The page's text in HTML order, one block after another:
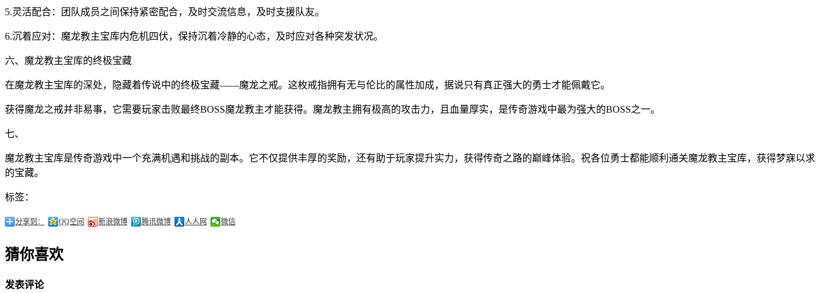
5.灵活配合：团队成员之间保持紧密配合，及时交流信息，及时支援队友。
6.沉着应对：魔龙教主宝库内危机四伏，保持沉着冷静的心态，及时应对各种突发状况。
六、魔龙教主宝库的终极宝藏
在魔龙教主宝库的深处，隐藏着传说中的终极宝藏——魔龙之戒。这枚戒指拥有无与伦比的属性加成，据说只有真正强大的勇士才能佩戴它。
获得魔龙之戒并非易事，它需要玩家击败最终BOSS魔龙教主才能获得。魔龙教主拥有极高的攻击力，且血量厚实，是传奇游戏中最为强大的BOSS之一。
七、
魔龙教主宝库是传奇游戏中一个充满机遇和挑战的副本。它不仅提供丰厚的奖励，还有助于玩家提升实力，获得传奇之路的巅峰体验。祝各位勇士都能顺利通关魔龙教主宝库，获得梦寐以求
的宝藏。
标签：
分享到： QQ空间 新浪微博 腾讯微博 人人网 微信
猜你喜欢
发表评论